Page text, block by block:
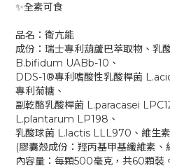
✨全素可食
品名：衛亢能
成份：瑞士專利葫蘆巴萃取物、乳
B.bifidum UABb-10、
DDS-1®專利嗜酸性乳酸桿菌
專利菊糖、
副乾酪乳酸桿菌 L.paracasei
L.plantarum LP198、
乳酸球菌 L.lactis LLL970、維生素
(膠囊殼成份：羥丙基甲基纖維素、
內容量：每顆500毫克，共60顆裝。